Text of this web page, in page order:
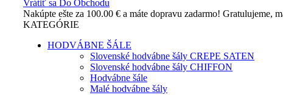
Vrátiť sa Do Obchodu
Nakúpte ešte za 100.00 € a máte dopravu zadarmo! Gratulujeme,
KATEGÓRIE
HODVÁBNE ŠÁLE
Slovenské hodvábne šály CREPE SATEN
Slovenské hodvábne šály CHIFFON
Hodvábne šále
Malé hodvábne šály